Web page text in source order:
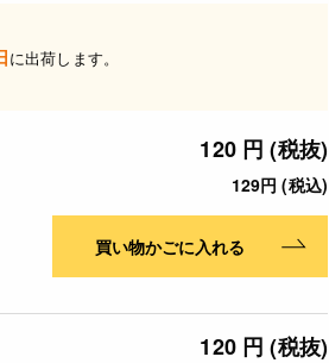
に出荷します。
120 円 (税抜)
129円 (税込)
買い物かごに入れる
120 円 (税抜)